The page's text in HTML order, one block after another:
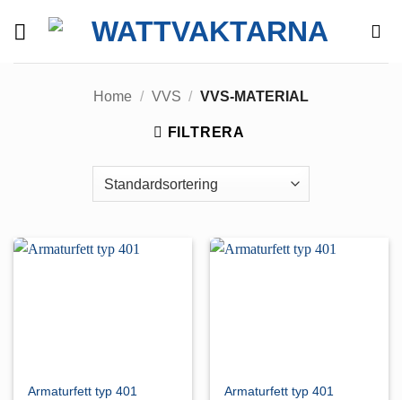
Home / VVS / VVS-MATERIAL
FILTRERA
Armaturfett typ 401 Armaturfett typ 401